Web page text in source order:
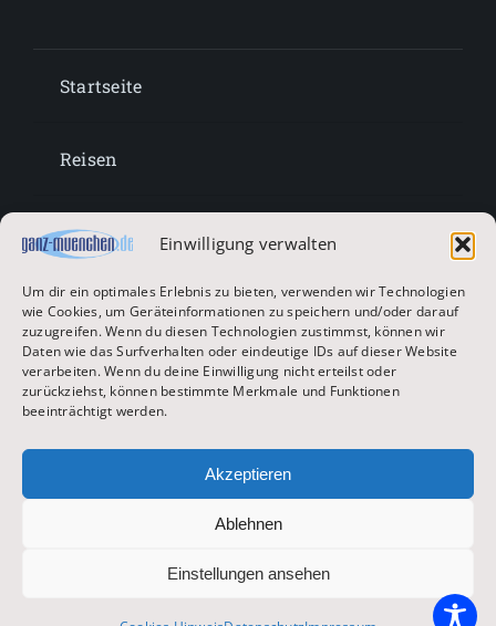
Einwilligung verwalten
Um dir ein optimales Erlebnis zu bieten, verwenden wir Technologien
wie Cookies, um Geräteinformationen zu speichern und/oder darauf
zuzugreifen. Wenn du diesen Technologien zustimmst, können wir
Daten wie das Surfverhalten oder eindeutige IDs auf dieser Website
verarbeiten. Wenn du deine Einwilligung nicht erteilst oder
zurückziehst, können bestimmte Merkmale und Funktionen
beeinträchtigt werden.
Akzeptieren
Ablehnen
Einstellungen ansehen
Startseite
Reisen
Lifestyle
Entertainment
Oktoberfest & Volksfeste
Zur Hauptseite